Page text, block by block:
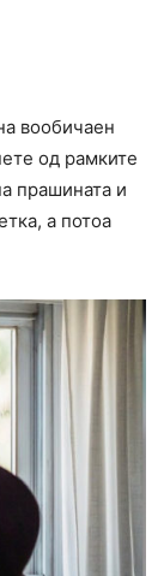
вообичаен
од рамките
прашината и
а потоа